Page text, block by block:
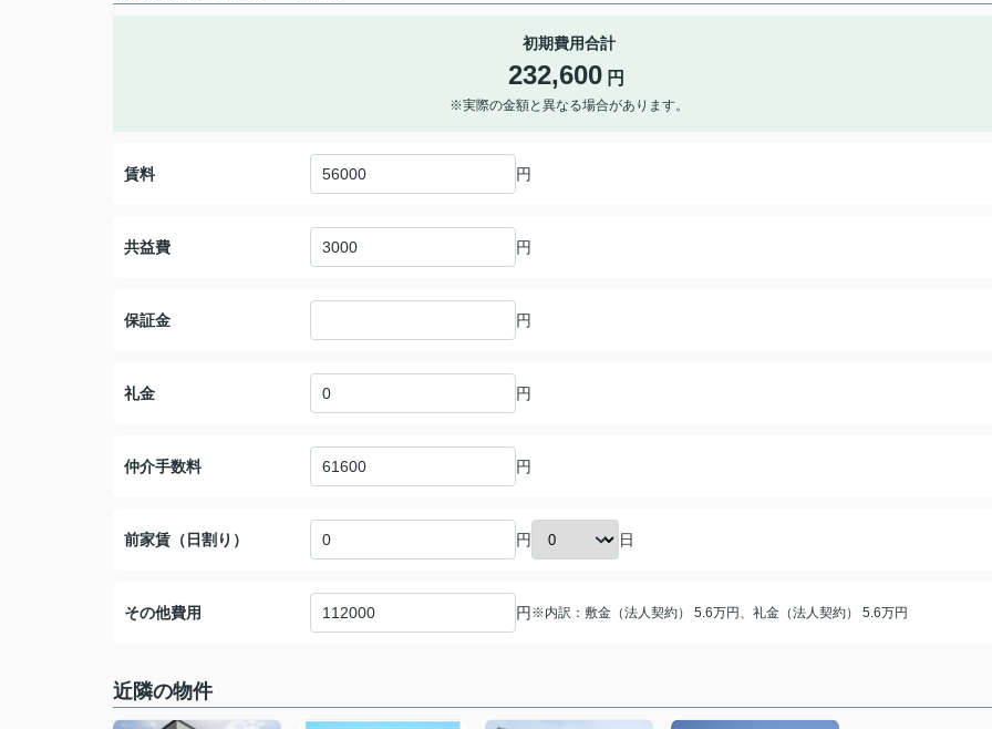
初期費用合計
232,600 円
※実際の金額と異なる場合があります。
賃料 円
共益費 円
保証金 円
礼金 円
仲介手数料 円
前家賃（日割り） 円 日
その他費用 円 ※内訳：敷金（法人契約） 5.6万円、礼金（法人契約） 5.6万円
近隣の物件